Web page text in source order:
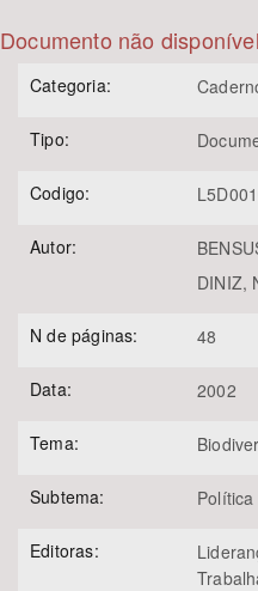
Subtema
Área de Levantamento
Área Protegida
Documento não
Categoria:
Tipo:
Codigo:
Autor:
DINIZ,
N de páginas: 48
Data: 2002
Tema:
Subtema: Política
Editoras: